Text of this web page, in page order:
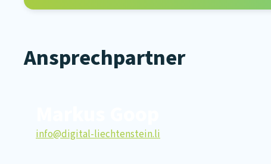
Ansprechpartner
info@digital-liechtenstein.li